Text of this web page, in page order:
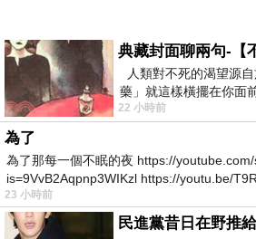
典藏封面聊兩句-【
人類對不死的渴望源
藥」就這樣橫擺在你面
停止衰老、痛覺消失…堪
22 小時前
為了
為了那每一個不眠的夜 https://
is=9VvB2Aqpnp3WIKzl https://youtu.be/
23 小時前
民進黨昔日在野推